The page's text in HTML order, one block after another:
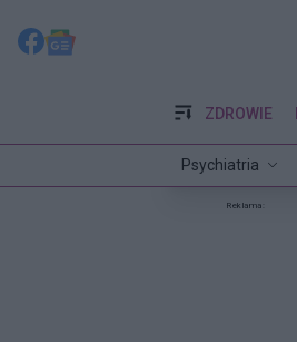
ZDROWIE
Psychiatria
Reklama: